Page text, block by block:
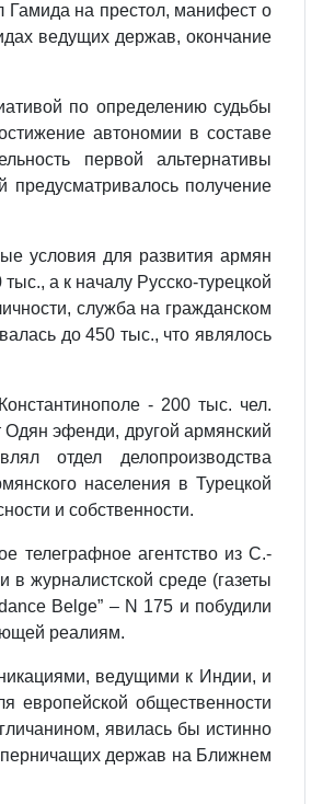
Гамида на престол, манифест о
ведущих держав, окончание
по определению судьбы
автономии в составе
первой альтернативы
предусматривалось получение
условия для развития армян
а к началу Русско-турецкой
служба на гражданском
до 450 тыс., что являлось
- 200 тыс. чел.
эфенди, другой армянский
отдел делопроизводства
населения в Турецкой
и собственности.
телеграфное агентство из С.-
в журналистской среде (газеты
Belge” – N 175 и побудили
реалиям.
ведущими к Индии, и
европейской общественности
явилась бы истинно
держав на Ближнем